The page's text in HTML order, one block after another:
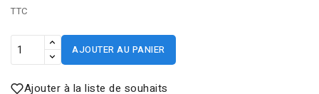
TTC
AJOUTER AU PANIER
Ajouter à la liste de souhaits